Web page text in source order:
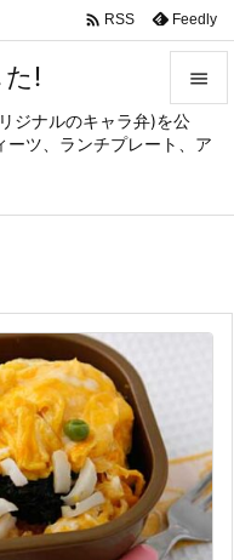
!
ジナルのキャラ弁)を公
ツ、ランチプレート、ア


メニュ
サイド

 RSS Feedly